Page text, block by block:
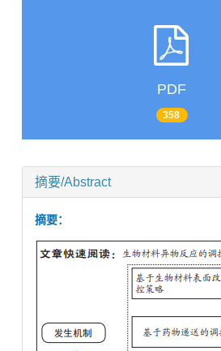
PDF
358
摘要/Abstract
摘要：